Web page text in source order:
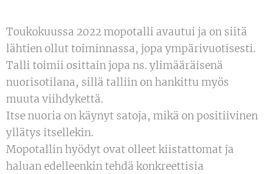
Toukokuussa 2022 mopotalli avautui ja on siitä
lähtien ollut toiminnassa, jopa ympärivuotisesti.
Talli toimii osittain jopa ns. ylimääräisenä
nuorisotilana, sillä talliin on hankittu myös
muuta viihdykettä.
Itse nuoria on käynyt satoja, mikä on positiivinen
yllätys itsellekin.
Mopotallin hyödyt ovat olleet kiistattomat ja
haluan edelleenkin tehdä konkreettisia